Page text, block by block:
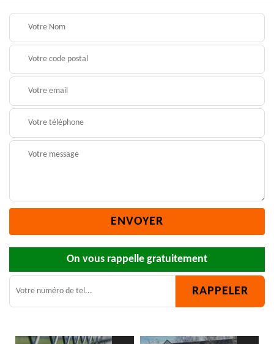
On vous rappelle gratuitement